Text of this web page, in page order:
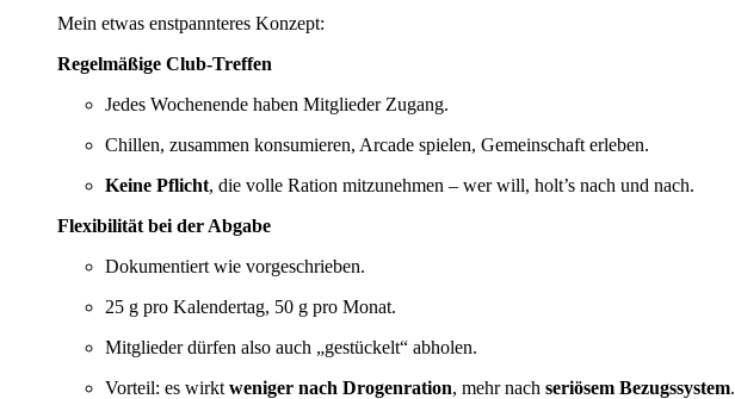
Mein etwas enstpannteres Konzept:
Regelmäßige Club-Treffen
Jedes Wochenende haben Mitglieder Zugang.
Chillen, zusammen konsumieren, Arcade spielen, Gemeinschaft erleben.
Keine Pflicht, die volle Ration mitzunehmen – wer will, holt’s nach und nach.
Flexibilität bei der Abgabe
Dokumentiert wie vorgeschrieben.
25 g pro Kalendertag, 50 g pro Monat.
Mitglieder dürfen also auch „gestückelt“ abholen.
Vorteil: es wirkt weniger nach Drogenration, mehr nach seriösem Bezugssystem.